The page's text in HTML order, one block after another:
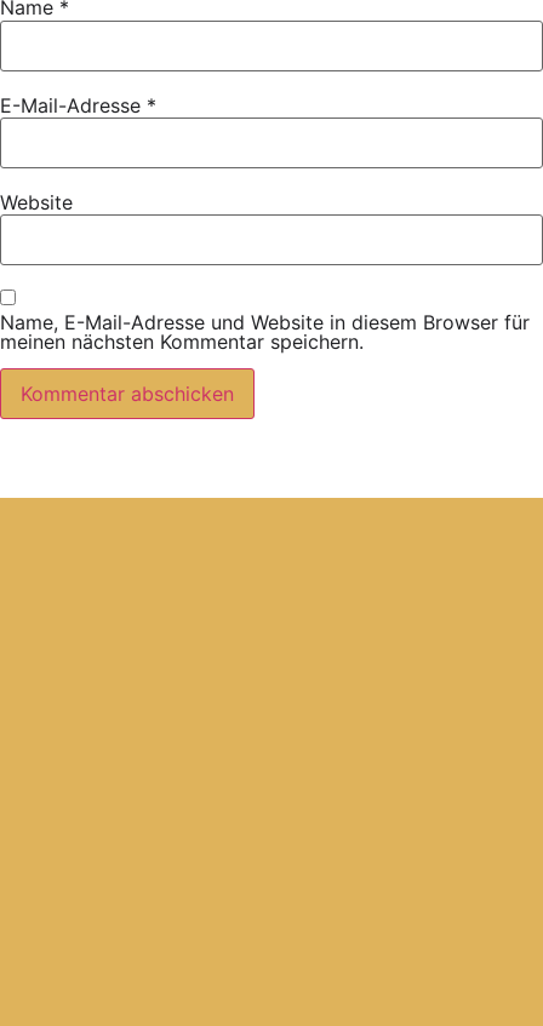
Name *
E-Mail-Adresse *
Website
Name, E-Mail-Adresse und Website in diesem Browser für
meinen nächsten Kommentar speichern.